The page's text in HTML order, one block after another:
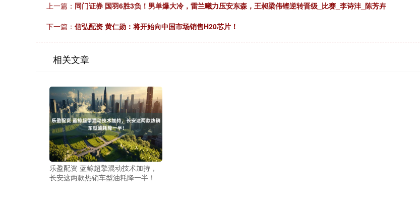
上一篇： 同门证券 国羽6胜3负！男单爆大冷，雷兰曦力压安东森，王昶梁伟铿逆转晋级_比赛_李诗沣_陈芳卉
下一篇： 信弘配资 黄仁勋：将开始向中国市场销售H20芯片！
相关文章
乐盈配资 蓝鲸超擎混动技术加持，
长安这两款热销车型油耗降一半！